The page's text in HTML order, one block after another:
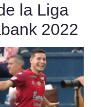
la Liga
2022